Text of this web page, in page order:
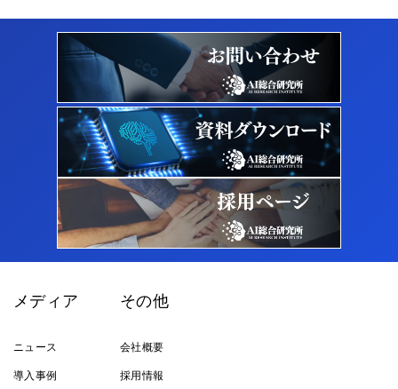
メディア
ニュース
導入事例
その他
会社概要
採用情報